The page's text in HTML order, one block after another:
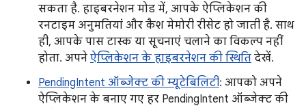
सकता है. हाइबरनेशन मोड में, आपके ऐप्लिकेशन की
रनटाइम अनुमतियां और कैश मेमोरी रीसेट हो जाती है. साथ
ही, आपके पास टास्क या सूचनाएं चलाने का विकल्प नहीं
होता. अपने ऐप्लिकेशन के हाइबरनेशन की स्थिति देखें.
PendingIntent ऑब्जेक्ट की म्यूटेबिलिटी: आपको अपने
ऐप्लिकेशन के बनाए गए हर PendingIntent ऑब्जेक्ट की